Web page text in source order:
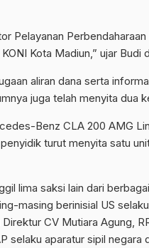
Pelayanan
Kota Madiun,” ujar Budi
aliran dana serta
juga telah menyita dua
Benz CLA 200 AMG
turut menyita satu
lima saksi lain dari
masing berinisial US
CV Mutiara Agung,
selaku aparatur sipil negara